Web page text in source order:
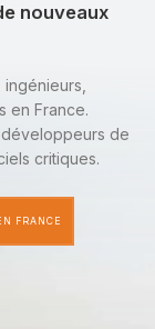
nouveaux
en France.
de
critiques.
FRANCE